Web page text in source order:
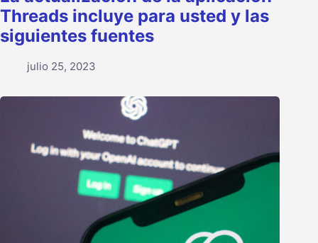
Threads incluye para usted y las
siguientes fuentes
julio 25, 2023